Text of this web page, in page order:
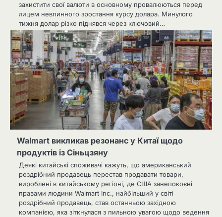
захистити свої валюти в основному провалюються перед
лицем невпинного зростання курсу долара. Минулого
тижня долар різко піднявся через ключовий…
Walmart викликав резонанс у Китаї щодо
продуктів із Сіньцзяну
Деякі китайські споживачі кажуть, що американський
роздрібний продавець перестав продавати товари,
вироблені в китайському регіоні, де США занепокоєні
правами людини Walmart Inc., найбільший у світі
роздрібний продавець, став останньою західною
компанією, яка зіткнулася з пильною увагою щодо ведення